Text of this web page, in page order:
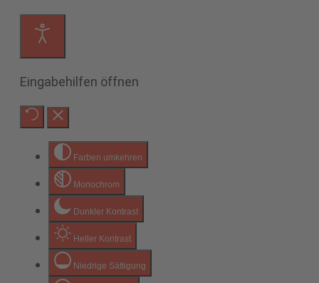
Eingabehilfen öffnen
Farben umkehren
Monochrom
Dunkler Kontrast
Heller Kontrast
Niedrige Sättigung